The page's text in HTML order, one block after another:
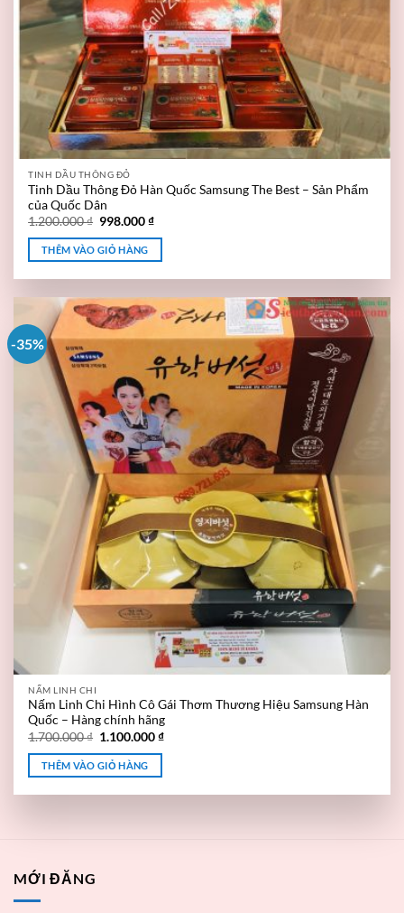
TINH DẦU THÔNG ĐỎ
Tinh Dầu Thông Đỏ Hàn Quốc Samsung The Best – Sản Phẩm
của Quốc Dân
1.200.000₫ 998.000₫
THÊM VÀO GIỎ HÀNG
-35%
NẤM LINH CHI
Nấm Linh Chi Hình Cô Gái Thơm Thương Hiệu Samsung Hàn
Quốc – Hàng chính hãng
1.700.000₫ 1.100.000₫
THÊM VÀO GIỎ HÀNG
MỚI ĐĂNG